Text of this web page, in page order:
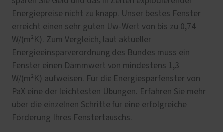
Energiepreise nicht zu knapp. Unser bestes Fenster
erreicht einen sehr guten Uw-Wert von bis zu 0,74
W/(m²K). Zum Vergleich, laut aktueller
Energieeinsparverordnung des Bundes muss ein
Fenster einen Dämmwert von mindestens 1,3
W/(m²K) aufweisen. Für die Energiesparfenster von
PaX eine der leichtesten Übungen. Erfahren Sie mehr
über die einzelnen Schritte für eine erfolgreiche
Förderung Ihres Fenstertauschs.